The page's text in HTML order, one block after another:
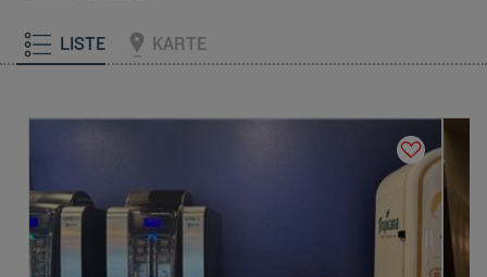
LISTE KARTE